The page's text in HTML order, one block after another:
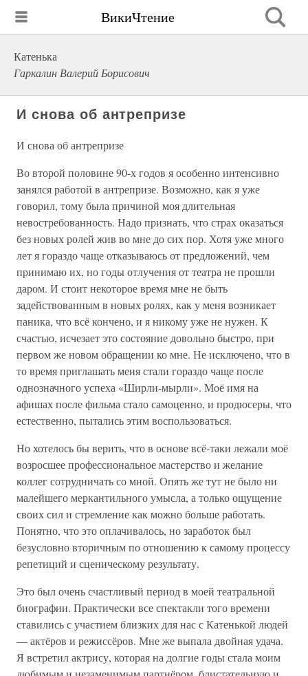
ВикиЧтение
Катенька
Гаркалин Валерий Борисович
И снова об антрепризе
И снова об антрепризе
Во второй половине 90-х годов я особенно интенсивно
занялся работой в антрепризе. Возможно, как я уже
говорил, тому была причиной моя длительная
невостребованность. Надо признать, что страх оказаться
без новых ролей жив во мне до сих пор. Хотя уже много
лет я гораздо чаще отказываюсь от предложений, чем
принимаю их, но годы отлучения от театра не прошли
даром. И стоит некоторое время мне не быть
задействованным в новых ролях, как у меня возникает
паника, что всё кончено, и я никому уже не нужен. К
счастью, исчезает это состояние довольно быстро, при
первом же новом обращении ко мне. Не исключено, что в
то время приглашать меня стали гораздо чаще после
однозначного успеха «Ширли-мырли». Моё имя на
афишах после фильма стало самоценно, и продюсеры, что
естественно, пытались этим воспользоваться.
Но хотелось бы верить, что в основе всё-таки лежали моё
возросшее профессиональное мастерство и желание
коллег сотрудничать со мной. Опять же тут не было ни
малейшего меркантильного умысла, а только ощущение
своих сил и стремление как можно больше работать.
Понятно, что это оплачивалось, но заработок был
безусловно вторичным по отношению к самому процессу
репетиций и сценическому результату.
Это был очень счастливый период в моей театральной
биографии. Практически все спектакли того времени
ставились с участием близких для нас с Катенькой людей
— актёров и режиссёров. Мне же выпала двойная удача.
Я встретил актрису, которая на долгие годы стала моим